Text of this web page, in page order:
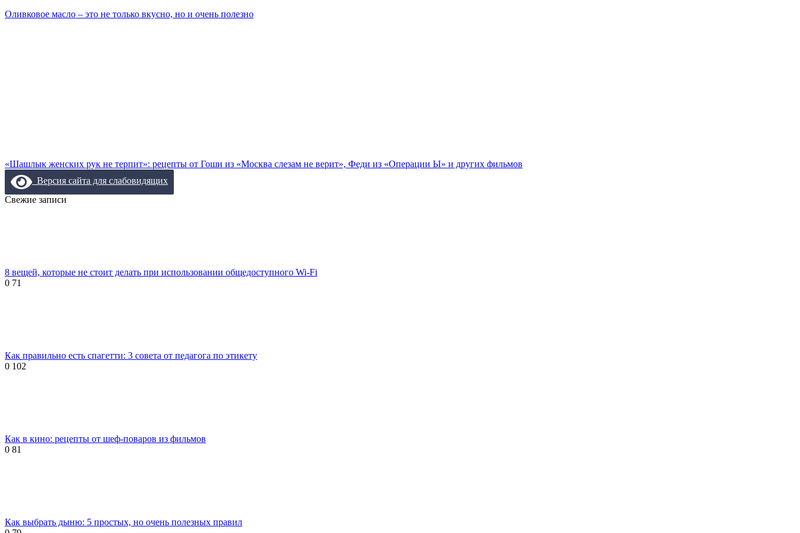
Оливковое масло – это не только вкусно, но и очень полезно
«Шашлык женских рук не терпит»: рецепты от Гоши из «Москва слезам не верит», Феди из «Операции Ы» и других фильмов
Версия сайта для слабовидящих
Свежие записи
8 вещей, которые не стоит делать при использовании общедоступного Wi-Fi
0 71
Как правильно есть спагетти: 3 совета от педагога по этикету
0 102
Как в кино: рецепты от шеф-поваров из фильмов
0 81
Как выбрать дыню: 5 простых, но очень полезных правил